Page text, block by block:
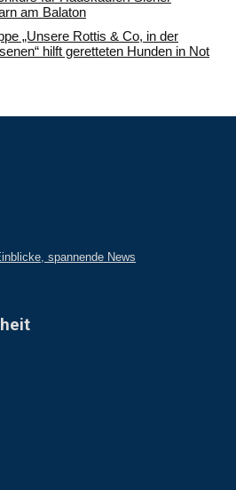
am Balaton
„Unsere Rottis & Co, in der
hilft geretteten Hunden in Not
spannende News